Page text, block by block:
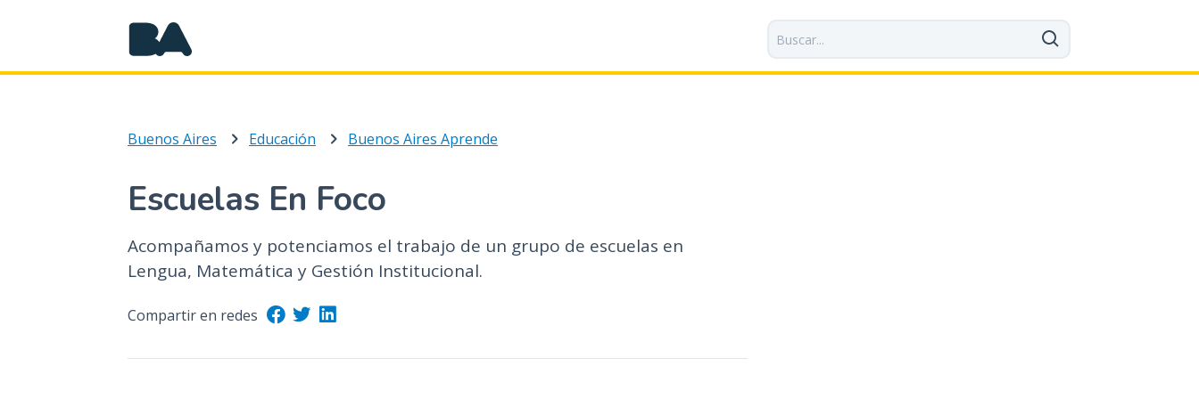
a
e
p
Buenos Aires Educación Buenos Aires Aprende
Escuelas En Foco
Acompañamos y potenciamos el trabajo de un grupo de escuelas en
Lengua, Matemática y Gestión Institucional.
Compartir en redes